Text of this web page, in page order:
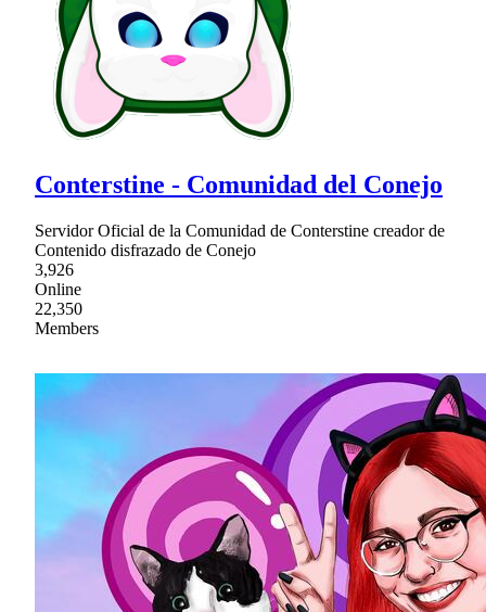
Conterstine - Comunidad del Conejo
Servidor Oficial de la Comunidad de Conterstine creador de
Contenido disfrazado de Conejo
3,926
Online
22,350
Members